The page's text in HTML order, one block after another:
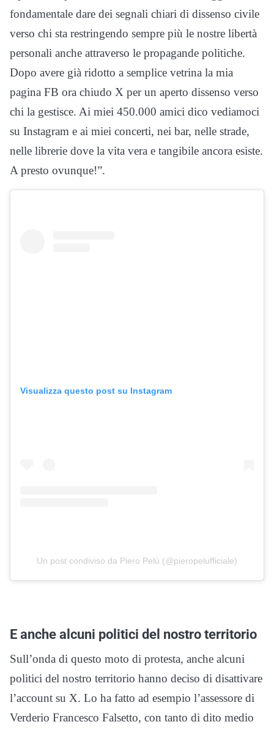
fondamentale dare dei segnali chiari di dissenso civile
verso chi sta restringendo sempre più le nostre libertà
personali anche attraverso le propagande politiche.
Dopo avere già ridotto a semplice vetrina la mia
pagina FB ora chiudo X per un aperto dissenso verso
chi la gestisce. Ai miei 450.000 amici dico vediamoci
su Instagram e ai miei concerti, nei bar, nelle strade,
nelle librerie dove la vita vera e tangibile ancora esiste.
A presto ovunque!”.
Visualizza questo post su Instagram
Un post condiviso da Piero Pelù (@pieropelufficiale)
E anche alcuni politici del nostro territorio
Sull’onda di questo moto di protesta, anche alcuni
politici del nostro territorio hanno deciso di disattivare
l’account su X. Lo ha fatto ad esempio l’assessore di
Verderio Francesco Falsetto, con tanto di dito medio